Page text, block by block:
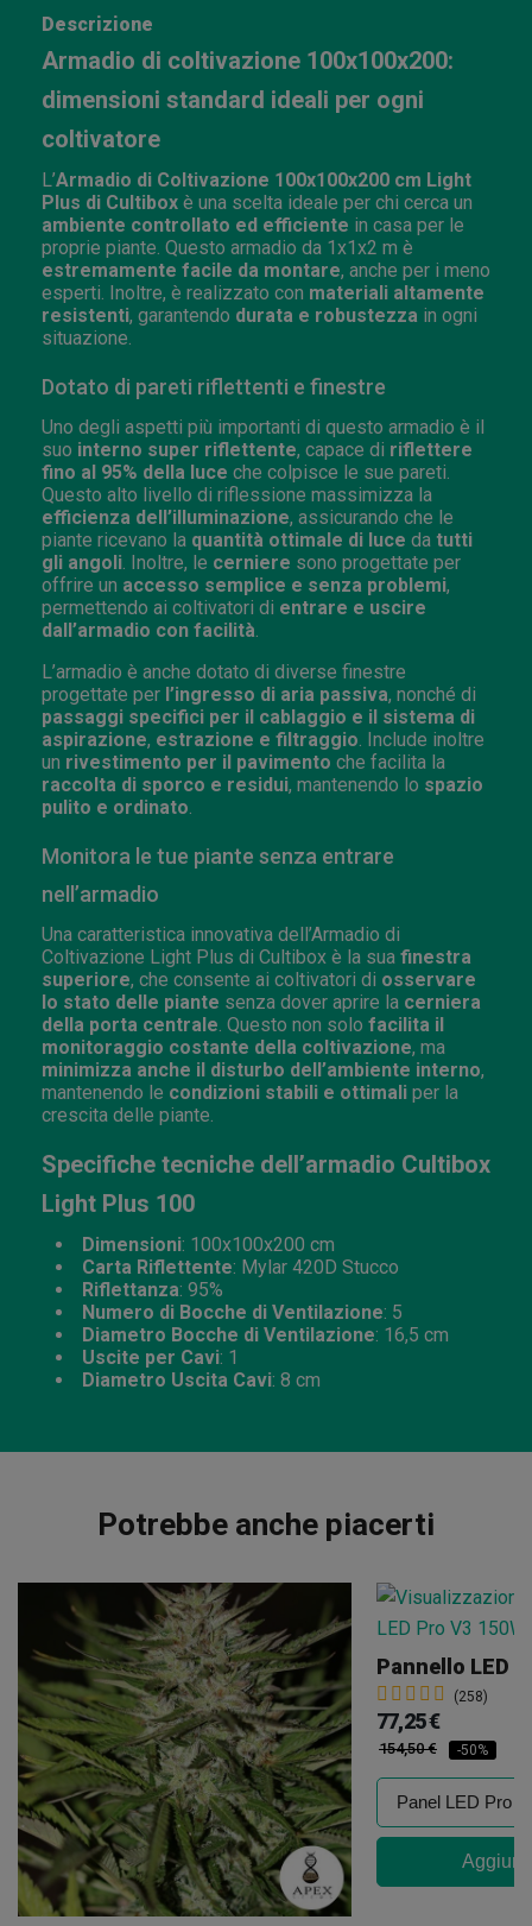
Descrizione
Armadio di coltivazione 100x100x200:
dimensioni standard ideali per ogni
coltivatore
L’Armadio di Coltivazione 100x100x200 cm Light
Plus di Cultibox è una scelta ideale per chi cerca un
ambiente controllato ed efficiente in casa per le
proprie piante. Questo armadio da 1x1x2 m è
estremamente facile da montare, anche per i meno
esperti. Inoltre, è realizzato con materiali altamente
resistenti, garantendo durata e robustezza in ogni
situazione.
Dotato di pareti riflettenti e finestre
Uno degli aspetti più importanti di questo armadio è il
suo interno super riflettente, capace di riflettere
fino al 95% della luce che colpisce le sue pareti.
Questo alto livello di riflessione massimizza la
efficienza dell’illuminazione, assicurando che le
piante ricevano la quantità ottimale di luce da tutti
gli angoli . Inoltre, le cerniere sono progettate per
offrire un accesso semplice e senza problemi,
permettendo ai coltivatori di entrare e uscire
dall’armadio con facilità
L’armadio è anche dotato di diverse finestre
progettate per l’ingresso di aria passiva, nonché di
passaggi specifici per il cablaggio e il sistema di
aspirazione, estrazione e filtraggio . Include inoltre
un rivestimento per il pavimento che facilita la
raccolta di sporco e residui, mantenendo lo spazio
pulito e ordinato
Monitora le tue piante senza entrare
nell’armadio
Una caratteristica innovativa dell’Armadio di
Coltivazione Light Plus di Cultibox è la sua finestra
superiore, che consente ai coltivatori di osservare
lo stato delle piante senza dover aprire la cerniera
della porta centrale . Questo non solo facilita il
monitoraggio costante della coltivazione, ma
minimizza anche il disturbo dell’ambiente interno,
mantenendo le condizioni stabili e ottimali per la
crescita delle piante.
Specifiche tecniche dell’armadio Cultibox
Light Plus 100
Dimensioni: 100x100x200 cm
Carta Riflettente: Mylar 420D Stucco
Riflettanza: 95%
Numero di Bocche di Ventilazione: 5
Diametro Bocche di Ventilazione: 16,5 cm
Uscite per Cavi: 1
Diametro Uscita Cavi: 8 cm
Potrebbe anche piacerti
(258)
77,25 €
154,50 € -50%